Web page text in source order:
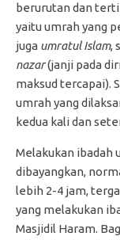
berurutan dan
yaitu umrah yang
juga umratulIslam,
nazar(janji pada
maksud tercapai).
umrah yang
kedua kali dan
Melakukan ibadah
dibayangkan,
lebih 2-4 jam,
yang melakukan
Masjidil Haram.